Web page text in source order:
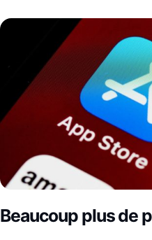
Beaucoup plus de